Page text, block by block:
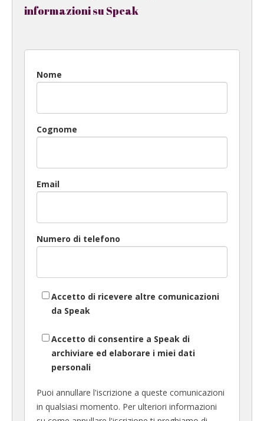
informazioni su Speak
Nome
Cognome
Email
Numero di telefono
Accetto di ricevere altre comunicazioni
da Speak
Accetto di consentire a Speak di
archiviare ed elaborare i miei dati
personali
Puoi annullare l'iscrizione a queste comunicazioni
in qualsiasi momento. Per ulteriori informazioni